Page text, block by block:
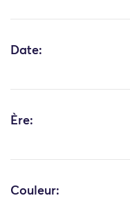
Date:
Ère:
Couleur: